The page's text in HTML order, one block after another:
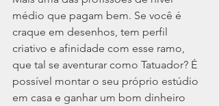
médio que pagam bem. Se você é
craque em desenhos, tem perfil
criativo e afinidade com esse ramo,
que tal se aventurar como Tatuador? É
possível montar o seu próprio estúdio
em casa e ganhar um bom dinheiro